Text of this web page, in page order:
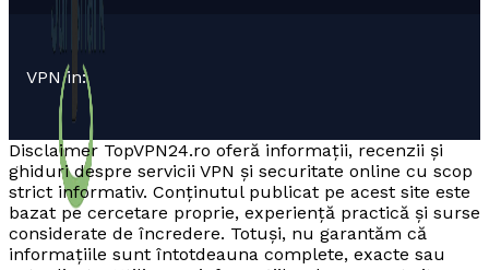
VPN in:
Disclaimer TopVPN24.ro oferă informații, recenzii și
ghiduri despre servicii VPN și securitate online cu scop
strict informativ. Conținutul publicat pe acest site este
bazat pe cercetare proprie, experiență practică și surse
considerate de încredere. Totuși, nu garantăm că
informațiile sunt întotdeauna complete, exacte sau